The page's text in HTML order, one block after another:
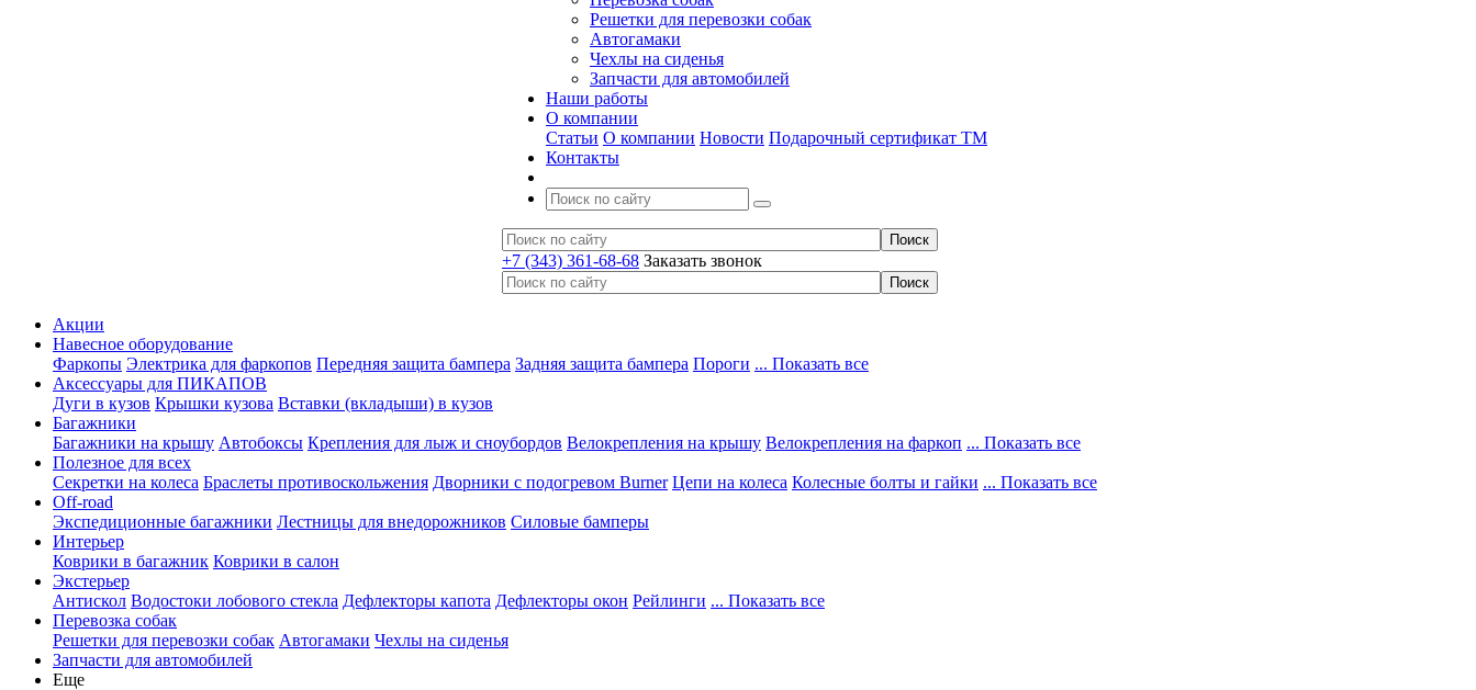
Решетки для перевозки собак
Автогамаки
Чехлы на сиденья
Запчасти для автомобилей
Наши работы
О компании
Статьи О компании Новости Подарочный сертификат ТМ
Контакты
+7 (343) 361-68-68 Заказать звонок
Акции
Навесное оборудование
Фаркопы Электрика для фаркопов Передняя защита бампера Задняя защита бампера Пороги ... Показать все
Аксессуары для ПИКАПОВ
Дуги в кузов Крышки кузова Вставки (вкладыши) в кузов
Багажники
Багажники на крышу Автобоксы Крепления для лыж и сноубордов Велокрепления на крышу Велокрепления на фаркоп ... Показать все
Полезное для всех
Секретки на колеса Браслеты противоскольжения Дворники с подогревом Burner Цепи на колеса Колесные болты и гайки ... Показать все
Off-road
Экспедиционные багажники Лестницы для внедорожников Силовые бамперы
Интерьер
Коврики в багажник Коврики в салон
Экстерьер
Антискол Водостоки лобового стекла Дефлекторы капота Дефлекторы окон Рейлинги ... Показать все
Перевозка собак
Решетки для перевозки собак Автогамаки Чехлы на сиденья
Запчасти для автомобилей
Еще